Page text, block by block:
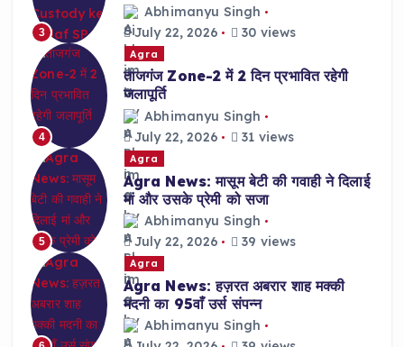
3
Abhimanyu Singh
July 22, 2026
30 views
4
Agra
ताजगंज Zone-2 में 2 दिन प्रभावित रहेगी
जलापूर्ति
Abhimanyu Singh
July 22, 2026
31 views
5
Agra
Agra News: मासूम बेटी की गवाही ने दिलाई
मां और उसके प्रेमी को सजा
Abhimanyu Singh
July 22, 2026
39 views
Agra
Agra News: हज़रत अबरार शाह मक्की
मदनी का 95वाँ उर्स संपन्न
Abhimanyu Singh